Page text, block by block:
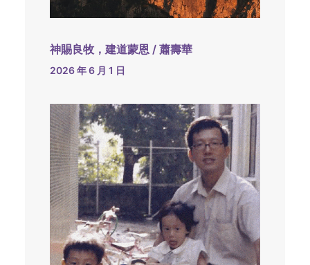
神賜良牧，建道蒙恩 / 蕭壽華
2026 年 6 月 1 日